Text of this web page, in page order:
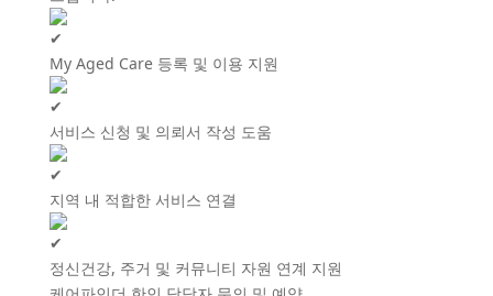
My Aged Care 등록 및 이용 지원
서비스 신청 및 의뢰서 작성 도움
지역 내 적합한 서비스 연결
정신건강, 주거 및 커뮤니티 자원 연계 지원